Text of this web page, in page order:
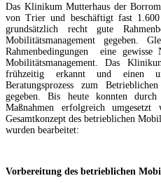
Das Klinikum Mutterhaus der
von Trier und beschäftigt fast
grundsätzlich recht gute
Mobilitätsmanagement gegeben.
Rahmenbedingungen eine
Mobilitätsmanagement. Das
frühzeitig erkannt und einen
Beratungsprozess zum
gegeben. Bis heute konnten
Maßnahmen erfolgreich
Gesamtkonzept des betrieblichen
wurden bearbeitet:
Vorbereitung des betrieblichen